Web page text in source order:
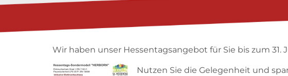
Wir haben unser Hessentagsangebot für Sie bis zum 31.
Nutzen Sie die Gelegenheit und